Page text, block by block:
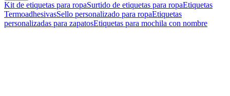
Kit de etiquetas para ropaSurtido de etiquetas para ropaEtiquetas
TermoadhesivasSello personalizado para ropaEtiquetas
personalizadas para zapatosEtiquetas para mochila con nombre